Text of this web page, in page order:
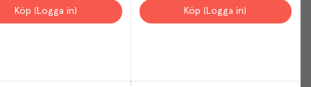
Köp (Logga in)
Köp (Logga in)